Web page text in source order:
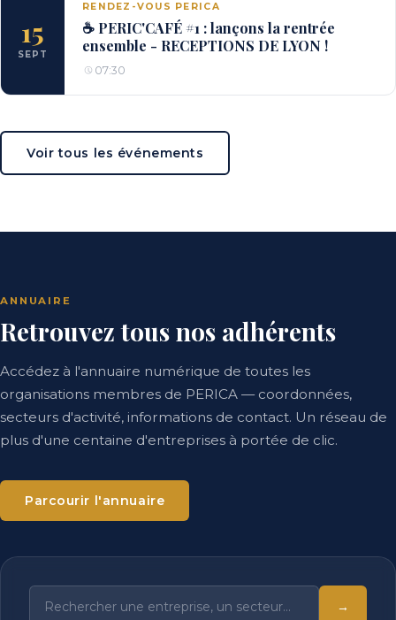
15
SEPT
RENDEZ-VOUS PERICA
☕ PERIC'CAFÉ #1 : lançons la rentrée
ensemble - RECEPTIONS DE LYON !
07:30
Voir tous les événements
ANNUAIRE
Retrouvez tous nos adhérents
Accédez à l'annuaire numérique de toutes les
organisations membres de PERICA — coordonnées,
secteurs d'activité, informations de contact. Un réseau de
plus d'une centaine d'entreprises à portée de clic.
Parcourir l'annuaire
→